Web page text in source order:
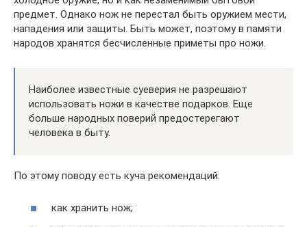
предмет. Однако нож не перестал быть оружием мести,
нападения или защиты. Быть может, поэтому в памяти
народов хранятся бесчисленные приметы про ножи.
Наиболее известные суеверия не разрешают
использовать ножи в качестве подарков. Еще
больше народных поверий предостерегают
человека в быту.
По этому поводу есть куча рекомендаций:
как хранить нож;